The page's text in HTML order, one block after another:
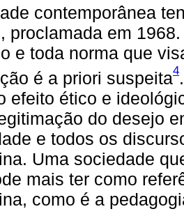
contemporânea
proclamada em
e toda norma que
é a priori suspeita4
efeito ético e
do desejo
e todos os
Uma sociedade
mais ter como
como é a